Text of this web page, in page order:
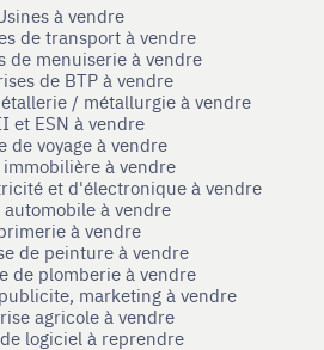
à vendre
de transport à vendre
de menuiserie à vendre
de BTP à vendre
/ métallurgie à vendre
et ESN à vendre
de voyage à vendre
à vendre
et d'électronique à vendre
automobile à vendre
à vendre
de peinture à vendre
de plomberie à vendre
marketing à vendre
agricole à vendre
logiciel à reprendre